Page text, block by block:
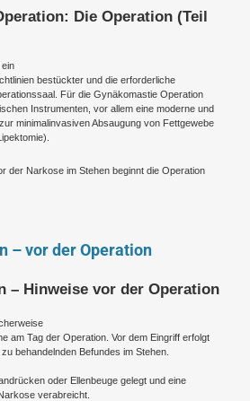
Die Operation (Teil
bestückter und die erforderliche
Für die Gynäkomastie Operation
Instrumenten, vor allem eine moderne und
minimalinvasiven Absaugung von Fettgewebe
der Narkose im Stehen beginnt die Operation
– vor der Operation
– Hinweise vor der Operation
am Tag der Operation. Vor dem Eingriff erfolgt
behandelnden Befundes im Stehen.
oder Ellenbeuge gelegt und eine
verabreicht.